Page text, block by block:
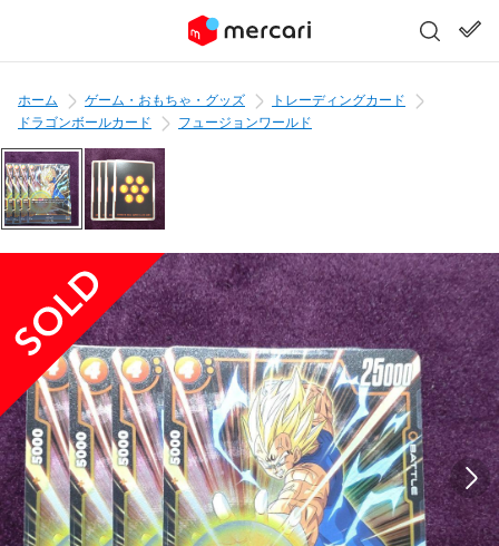
ホーム ゲーム・おもちゃ・グッズ
トレーディングカード
ドラゴンボールカード
フュージョンワールド